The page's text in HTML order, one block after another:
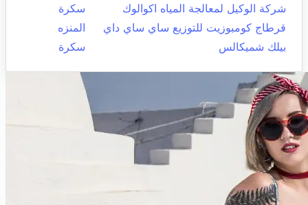
شركة الوكيل لمعالجة المياه اكوالوك
سكرة
قرطاج كومبوزيت للتوزيع ساي ساي داي
المنزه
بيلك شميكالس
سكرة